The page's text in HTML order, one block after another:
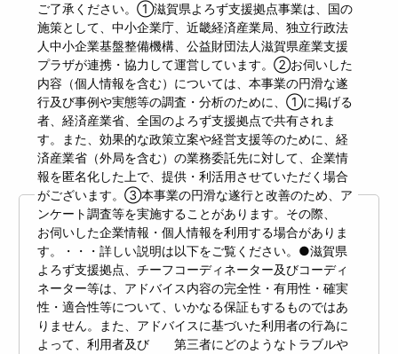
ご了承ください。①滋賀県よろず支援拠点事業は、国の
施策として、中小企業庁、近畿経済産業局、独立行政法
人中小企業基盤整備機構、公益財団法人滋賀県産業支援
プラザが連携・協力して運営しています。②お伺いした
内容（個人情報を含む）については、本事業の円滑な遂
行及び事例や実態等の調査・分析のために、①に掲げる
者、経済産業省、全国のよろず支援拠点で共有されま
す。また、効果的な政策立案や経営支援等のために、経
済産業省（外局を含む）の業務委託先に対して、企業情
報を匿名化した上で、提供・利活用させていただく場合
がございます。③本事業の円滑な遂行と改善のため、ア
ンケート調査等を実施することがあります。その際、
お伺いした企業情報・個人情報を利用する場合がありま
す。・・・詳しい説明は以下をご覧ください。●滋賀県
よろず支援拠点、チーフコーディネーター及びコーディ
ネーター等は、アドバイス内容の完全性・有用性・確実
性・適合性等について、いかなる保証もするものではあ
りません。また、アドバイスに基づいた利用者の行為に
よって、利用者及び 第三者にどのようなトラブルや